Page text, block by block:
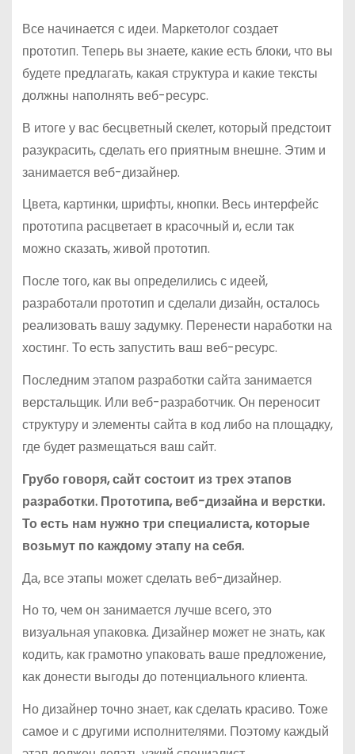
Все начинается с идеи. Маркетолог создает
прототип. Теперь вы знаете, какие есть блоки, что вы
будете предлагать, какая структура и какие тексты
должны наполнять веб-ресурс.
В итоге у вас бесцветный скелет, который предстоит
разукрасить, сделать его приятным внешне. Этим и
занимается веб-дизайнер.
Цвета, картинки, шрифты, кнопки. Весь интерфейс
прототипа расцветает в красочный и, если так
можно сказать, живой прототип.
После того, как вы определились с идеей,
разработали прототип и сделали дизайн, осталось
реализовать вашу задумку. Перенести наработки на
хостинг. То есть запустить ваш веб-ресурс.
Последним этапом разработки сайта занимается
верстальщик. Или веб-разработчик. Он переносит
структуру и элементы сайта в код либо на площадку,
где будет размещаться ваш сайт.
Грубо говоря, сайт состоит из трех этапов
разработки. Прототипа, веб-дизайна и верстки.
То есть нам нужно три специалиста, которые
возьмут по каждому этапу на себя.
Да, все этапы может сделать веб-дизайнер.
Но то, чем он занимается лучше всего, это
визуальная упаковка. Дизайнер может не знать, как
кодить, как грамотно упаковать ваше предложение,
как донести выгоды до потенциального клиента.
Но дизайнер точно знает, как сделать красиво. Тоже
самое и с другими исполнителями. Поэтому каждый